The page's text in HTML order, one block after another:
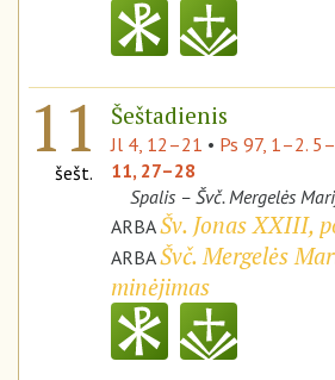
11
šešt.
Šeštadienis
Jl 4, 12–21 • Ps 97, 1–2.
11, 27–28
Spalis – Švč. Mergelės
ARBAŠv. Jonas XXIII,
ARBAŠvč. Mergelės
minėjimas